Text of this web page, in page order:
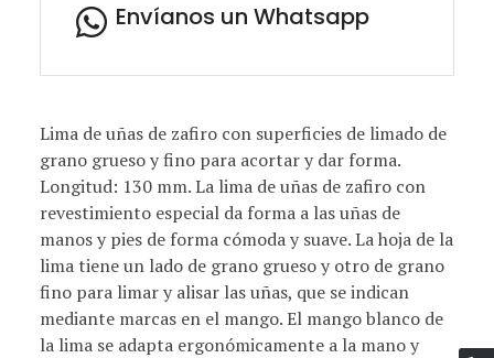
Envíanos un Whatsapp
Lima de uñas de zafiro con superficies de limado de
grano grueso y fino para acortar y dar forma.
Longitud: 130 mm. La lima de uñas de zafiro con
revestimiento especial da forma a las uñas de
manos y pies de forma cómoda y suave. La hoja de la
lima tiene un lado de grano grueso y otro de grano
fino para limar y alisar las uñas, que se indican
mediante marcas en el mango. El mango blanco de
la lima se adapta ergonómicamente a la mano y